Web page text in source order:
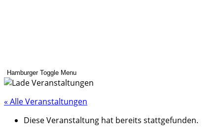
Hamburger Toggle Menu
« Alle Veranstaltungen
Diese Veranstaltung hat bereits stattgefunden.